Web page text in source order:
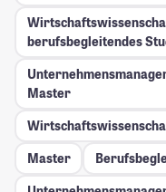
berufsbegleitendes
Master
Master